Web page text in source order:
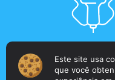
Este site usa
que você